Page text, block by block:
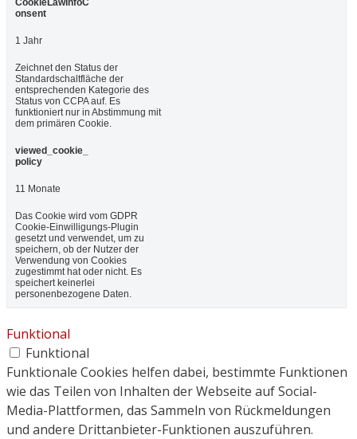
CookieLawInfoC
onsent
1 Jahr
Zeichnet den Status der
Standardschaltfläche der
entsprechenden Kategorie des
Status von CCPA auf. Es
funktioniert nur in Abstimmung mit
dem primären Cookie.
viewed_cookie_
policy
11 Monate
Das Cookie wird vom GDPR
Cookie-Einwilligungs-Plugin
gesetzt und verwendet, um zu
speichern, ob der Nutzer der
Verwendung von Cookies
zugestimmt hat oder nicht. Es
speichert keinerlei
personenbezogene Daten.
Funktional
Funktional
Funktionale Cookies helfen dabei, bestimmte Funktionen
wie das Teilen von Inhalten der Webseite auf Social-
Media-Plattformen, das Sammeln von Rückmeldungen
und andere Drittanbieter-Funktionen auszuführen.